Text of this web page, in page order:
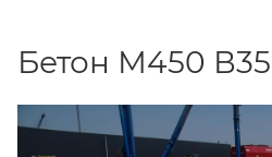
Бетон М450 В35